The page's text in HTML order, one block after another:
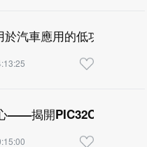
汽車應用的低功耗、低
——揭開PIC32CM PL10